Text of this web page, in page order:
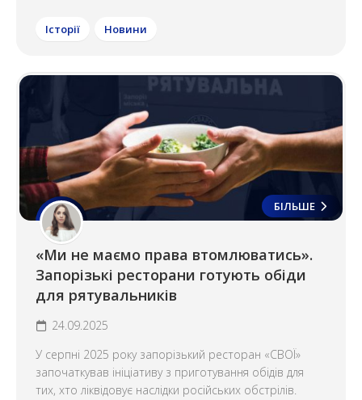
Історії Новини
БІЛЬШЕ
«Ми не маємо права втомлюватись».
Запорізькі ресторани готують обіди
для рятувальників
24.09.2025
У серпні 2025 року запорізький ресторан «СВОЇ»
започаткував ініціативу з приготування обідів для
тих, хто ліквідовує наслідки російських обстрілів.